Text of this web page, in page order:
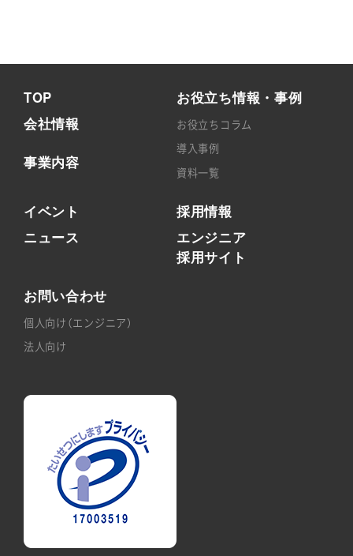
TOP
会社情報
事業内容
お役立ち情報・事例
お役立ちコラム
導入事例
資料一覧
イベント
ニュース
採用情報
エンジニア
採用サイト
お問い合わせ
個人向け（エンジニア）
法人向け